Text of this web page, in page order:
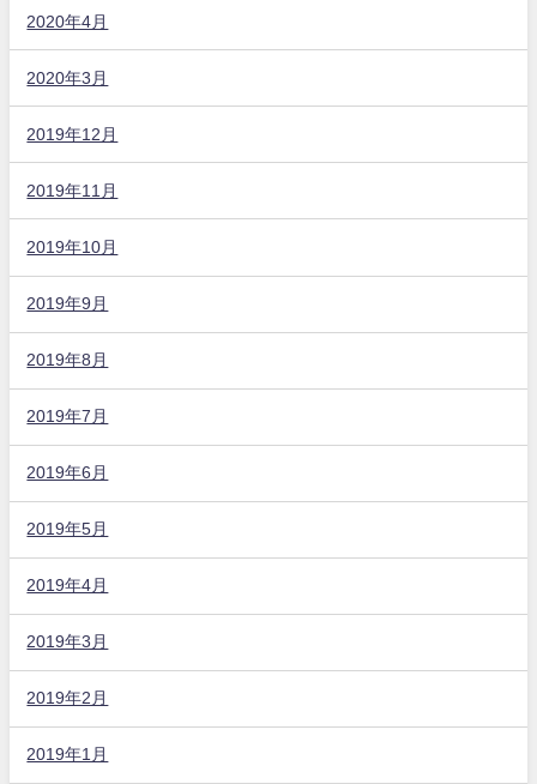
2020年4月
2020年3月
2019年12月
2019年11月
2019年10月
2019年9月
2019年8月
2019年7月
2019年6月
2019年5月
2019年4月
2019年3月
2019年2月
2019年1月